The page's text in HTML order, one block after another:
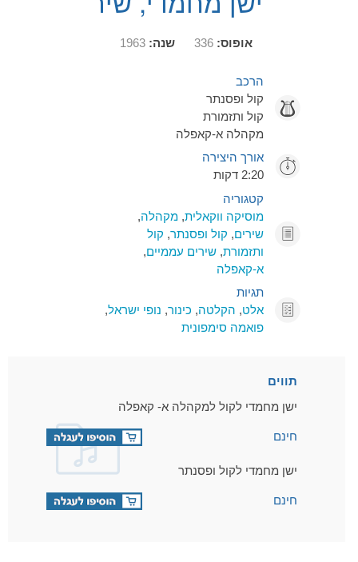
אופוס: 336 שנה: 1963
הרכב
קול ופסנתר
קול ותזמורת
מקהלה א-קאפלה
אורך היצירה
2:20 דקות
קטגוריה
מוסיקה ווקאלית,מקהלה,
שירים, קול ופסנתר, קול
ותזמורת,שירים עממיים,
א-קאפלה
תגיות
אלט, הקלטה, כינור, נופי ישראל,
פואמה סימפונית
תווים
ישן מחמדי לקול למקהלה א- קאפלה
חינם
ישן מחמדי לקול ופסנתר
חינם